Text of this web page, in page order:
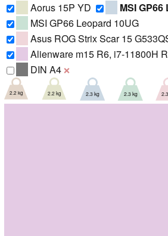
Aorus 15P YD
MSI
MSI GP66 Leopard 10UG
Asus ROG Strix Scar 15
Alienware m15 R6, i7-11800H
DIN A4 ❌
2.2 kg 2.2 kg 2.3 kg 2.3 kg